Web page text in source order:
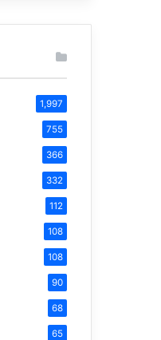
1,997
755
366
332
112
108
108
90
68
65